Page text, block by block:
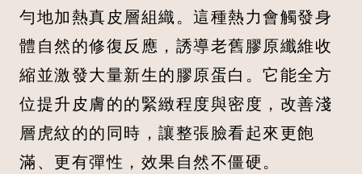
勻地加熱真皮層組織。這種熱力會觸發身
體自然的修復反應，誘導老舊膠原纖維收
縮並激發大量新生的膠原蛋白。它能全方
位提升皮膚的的緊緻程度與密度，改善淺
層虎紋的的同時，讓整張臉看起來更飽
滿、更有彈性，效果自然不僵硬。